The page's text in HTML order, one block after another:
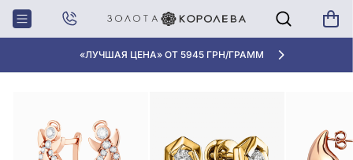
«ЛУЧШАЯ ЦЕНА» ОТ 5945 ГРН/ГРАММ
Главная Серьги Серьги с агатом
СЕРЬГИ С АГАТОМ